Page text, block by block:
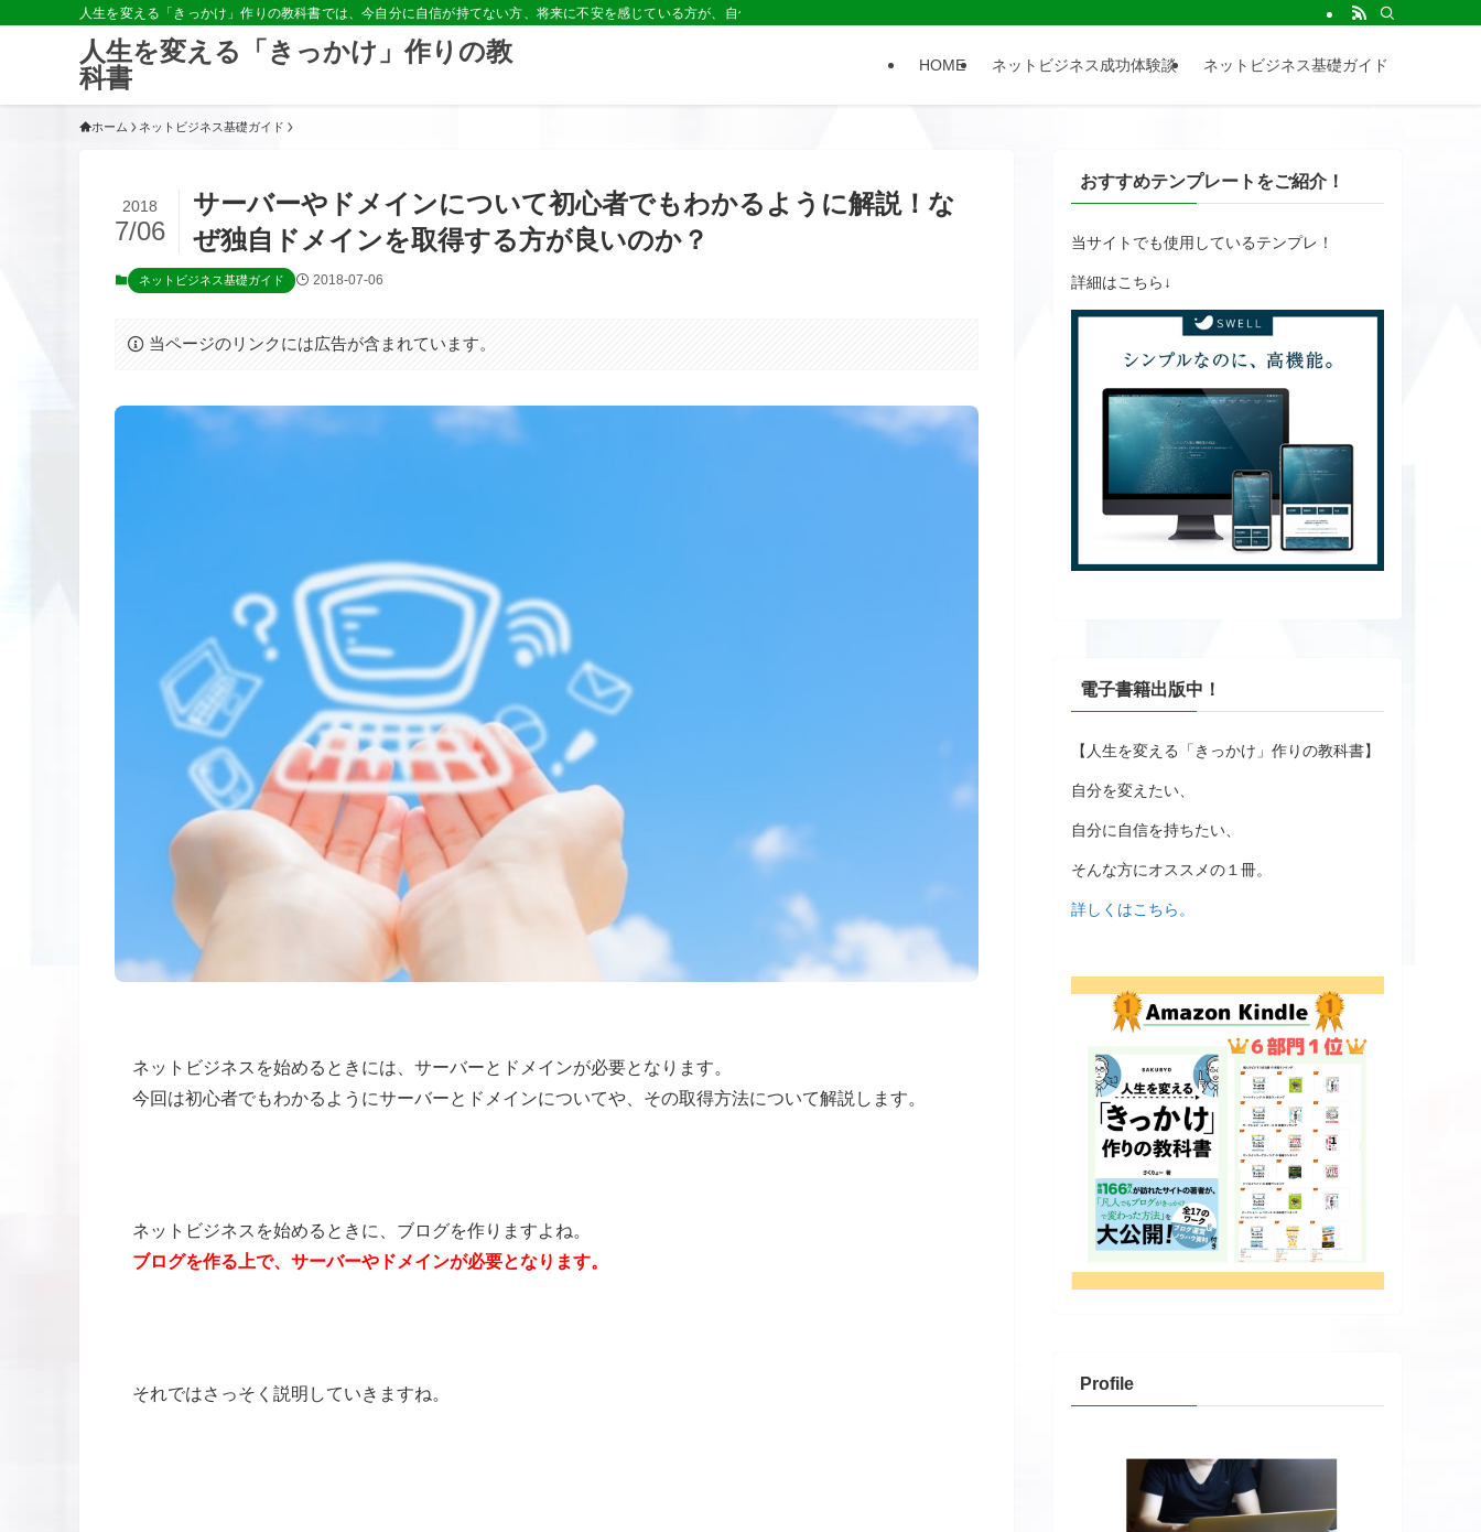
人生を変える「きっかけ」作りの教科書では、今自分に自信が持てない方、将来に不安を感じている方が、自信や安心を持てる「きっかけ」を作れる情報を発信しています。
人生を変える「きっかけ」作りの教
科書
HOME ネットビジネス成功体験談 ネットビジネス基礎ガイド
ホーム ネットビジネス基礎ガイド
サーバーやドメインについて初心者でもわかるように解説！な
ぜ独自ドメインを取得する方が良いのか？
2018
7/06
ネットビジネス基礎ガイド 2018-07-06
当ページのリンクには広告が含まれています。
ネットビジネスを始めるときには、サーバーとドメインが必要となります。
今回は初心者でもわかるようにサーバーとドメインについてや、その取得方法について解説します。
ネットビジネスを始めるときに、ブログを作りますよね。
ブログを作る上で、サーバーやドメインが必要となります。
それではさっそく説明していきますね。
おすすめテンプレートをご紹介！
当サイトでも使用しているテンプレ！
詳細はこちら↓
電子書籍出版中！
【人生を変える「きっかけ」作りの教科書】
自分を変えたい、
自分に自信を持ちたい、
そんな方にオススメの１冊。
詳しくはこちら。
Profile